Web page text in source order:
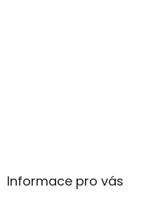
Informace pro vás